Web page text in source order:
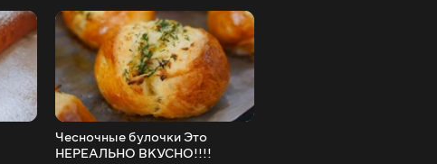
Чесночные булочки Это
НЕРЕАЛЬНО ВКУСНО!!!!